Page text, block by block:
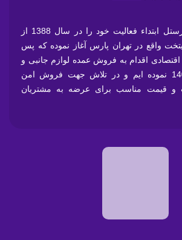
فروشگاه اینترنتی رستل ابتداء فعالیت خود را در سال 1388 از
واقع در تهران پارس آغاز نموده که پس
اقتصادی اقدام به فروش عمده لوازم جانبی و
موبایل از سال 1401 نموده ایم و در تلاش جهت فروش امن
و قیمت مناسب برای عرضه به مشتریان